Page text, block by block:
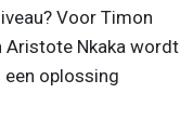
Voor Timon
Aristote Nkaka wordt
oplossing